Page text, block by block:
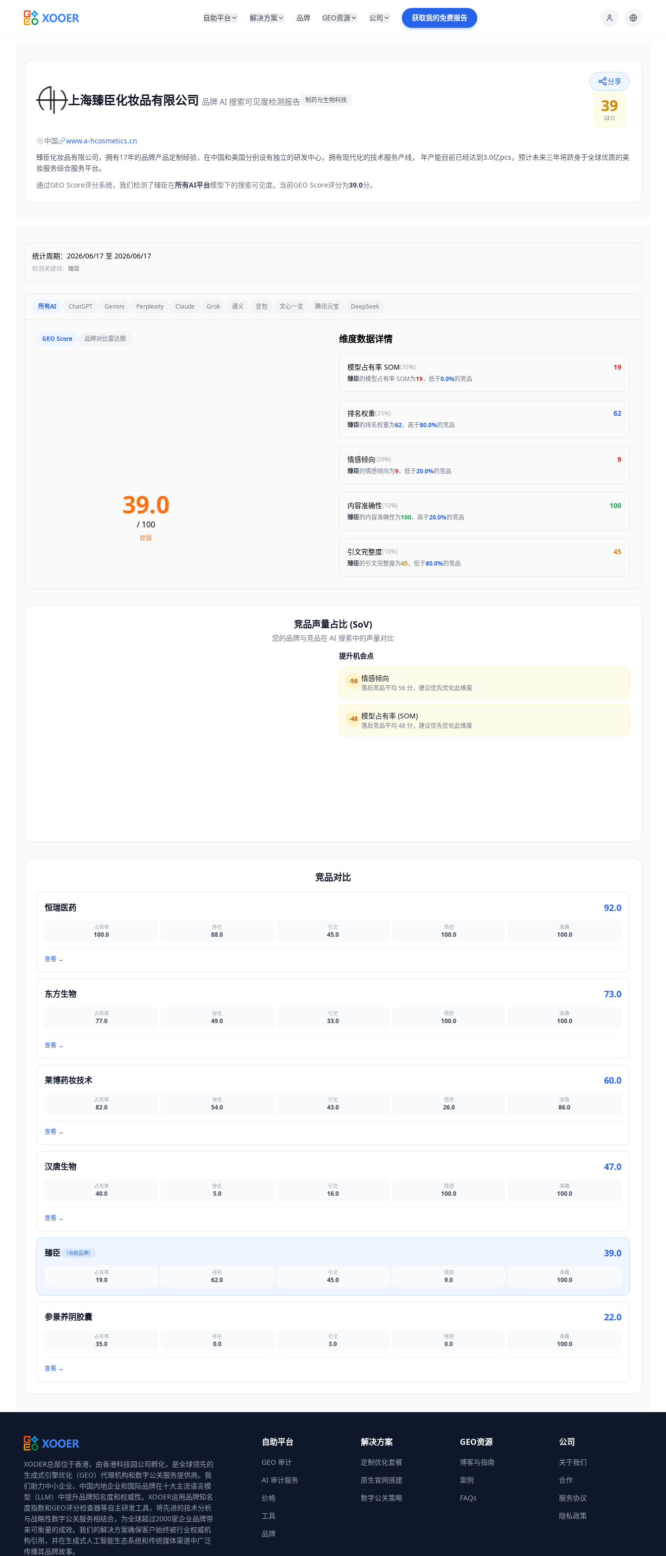
自助平台 解决方案 品牌 GEO资源 公司 获取我的免费报告
上海臻臣化妆品有限公司 品牌 AI 搜索可见度检测报告 制药与生物科技
分享
39
GEO
中国
www.a-hcosmetics.cn
臻臣化妆品有限公司，拥有17年的品牌产品定制经验，在中国和美国分别设有独立的研发中心，拥有现代化的技术服务产线， 年产能目前已经达到3.0亿pcs，预计未来三年将跻身于全球优质的美
妆服务综合服务平台。
通过GEO Score评分系统，我们检测了臻臣在所有AI平台模型下的搜索可见度。 当前GEO Score评分为39.0分。
统计周期： 2026/06/17 至 2026/06/17
检测关键词： 臻臣
所有AI ChatGPT Gemini Perplexity Claude Grok 通义 豆包 文心一言 腾讯元宝 DeepSeek
GEO Score 品牌对比雷达图
39.0
/ 100
较弱
维度数据详情
模型占有率 SOM(35%) 19
臻臣的模型占有率 SOM为19，低于0.0%的竞品
排名权重(25%) 62
臻臣的排名权重为62，高于80.0%的竞品
情感倾向(20%) 9
臻臣的情感倾向为9，低于20.0%的竞品
内容准确性(10%) 100
臻臣的内容准确性为100，高于20.0%的竞品
引文完整度(10%) 45
臻臣的引文完整度为45，低于80.0%的竞品
竞品声量占比 (SoV)
您的品牌与竞品在 AI 搜索中的声量对比
提升机会点
-56 情感倾向
落后竞品平均 56 分，建议优先优化此维度
-48 模型占有率 (SOM)
落后竞品平均 48 分，建议优先优化此维度
竞品对比
恒瑞医药 92.0
占有率
100.0
排名
88.0
引文
45.0
情感
100.0
准确
100.0
查看 →
东方生物 73.0
占有率
77.0
排名
49.0
引文
33.0
情感
100.0
准确
100.0
查看 →
莱博药妆技术 60.0
占有率
82.0
排名
54.0
引文
43.0
情感
26.0
准确
86.0
查看 →
汉唐生物 47.0
占有率
40.0
排名
5.0
引文
16.0
情感
100.0
准确
100.0
查看 →
臻臣 （当前品牌） 39.0
占有率
19.0
排名
62.0
引文
45.0
情感
9.0
准确
100.0
参景养阴胶囊 22.0
占有率
35.0
排名
0.0
引文
3.0
情感
0.0
准确
100.0
查看 →
XOOER总部位于香港，由香港科技园公司孵化，是全球领先的
生成式引擎优化（GEO）代理机构和数字公关服务提供商。我
们助力中小企业、中国内地企业和国际品牌在十大主流语言模
型（LLM）中提升品牌知名度和权威性。XOOER运用品牌知名
度指数和GEO评分检查器等自主研发工具，将先进的技术分析
与战略性数字公关服务相结合，为全球超过2000家企业品牌带
来可衡量的成效。我们的解决方案确保客户始终被行业权威机
构引用，并在生成式人工智能生态系统和传统媒体渠道中广泛
传播其品牌故事。
自助平台
GEO 审计
AI 审计服务
价格
工具
品牌
解决方案
定制优化套餐
原生官网搭建
数字公关策略
GEO资源
博客与指南
案例
FAQs
公司
关于我们
合作
服务协议
隐私政策